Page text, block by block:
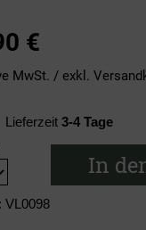
€
MwSt. / exkl.
Lieferzeit 3-4 Tage
In
VL0098